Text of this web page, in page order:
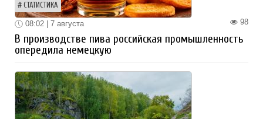
СТАТИСТИКА
98
08:02 | 7 августа
В производстве пива российская промышленность
опередила немецкую